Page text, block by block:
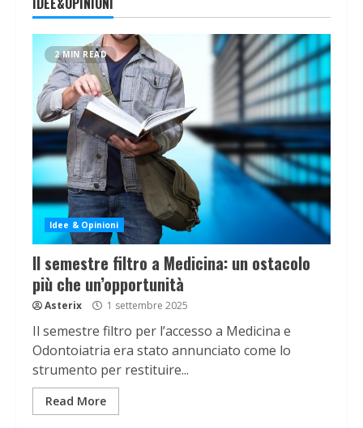
2 MIN READ
Idee & Opinioni
Il semestre filtro a Medicina: un ostacolo
più che un’opportunità
Asterix 1 settembre 2025
Il semestre filtro per l’accesso a Medicina e
Odontoiatria era stato annunciato come lo
strumento per restituire...
Read More